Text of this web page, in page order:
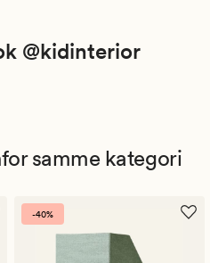
@kidinterior
samme kategori
-40%